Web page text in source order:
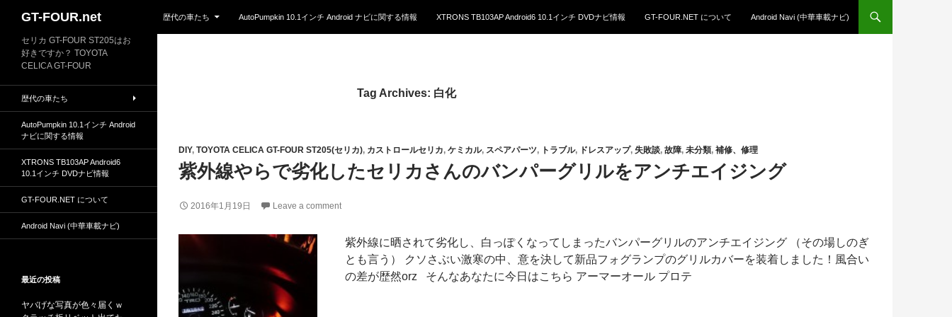
GT-FOUR.net
歴代の車たち
AutoPumpkin 10.1インチ Android ナビに関する情報 XTRONS TB103AP Android6 10.1インチ DVDナビ情報 GT-FOUR.NET について Android Navi (中華車載ナビ)
Tag Archives: 白化
DIY, TOYOTA CELICA GT-FOUR ST205(セリカ), カストロールセリカ, ケミカル, スペアパーツ, トラブル, ドレスアップ, 失敗談, 故障, 未分類, 補修、修理
紫外線やらで劣化したセリカさんのバンパーグリルをアンチエイジング
2016年1月19日 Leave a comment
紫外線に晒されて劣化し、白っぽくなってしまったバンパーグリルのアンチエイジング （その場しのぎ
とも言う） クソさぶい激寒の中、意を決して新品フォグランプのグリルカバーを装着しました！風合い
の差が歴然orz そんなあなたに今日はこちら アーマーオール プロテ
セリカ GT-FOUR ST205はお
好きですか？ TOYOTA
CELICA GT-FOUR
歴代の車たち
AutoPumpkin 10.1インチ Android
ナビに関する情報
XTRONS TB103AP Android6
10.1インチ DVDナビ情報
GT-FOUR.NET について
Android Navi (中華車載ナビ)
最近の投稿
ヤバげな写真が色々届くｗ